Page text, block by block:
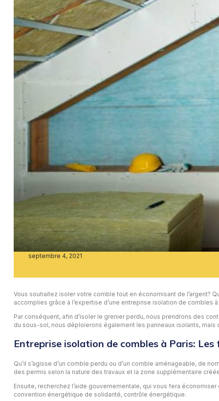
septembre 4, 2021
Vous souhaitez isoler votre comble tout en économisant de l’argent?
accomplies grâce à l’expertise d’une entreprise isolation de combles à
Par conséquent, afin d’isoler le grenier perdu, nous prendrons des
du sous-sol, nous déploierons également les panneaux isolants,
Entreprise isolation de combles à Paris:
Qu’il s’agisse d’un comble perdu ou d’un comble aménageable, de
des permis selon la nature des travaux et la zone supplémentaire
Ensuite, recherchez l’aide gouvernementale, qui vous fera
convention énergétique de solidarité, contrôle énergétique.